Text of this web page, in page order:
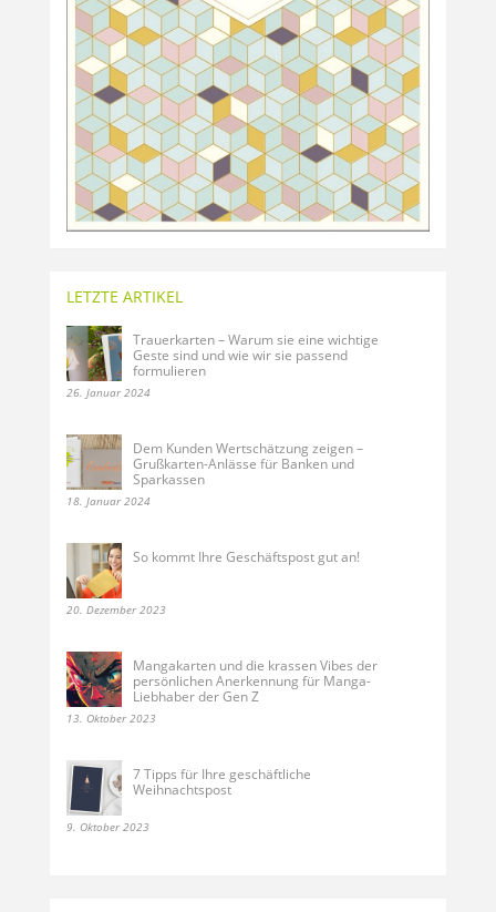
LETZTE ARTIKEL
Trauerkarten – Warum sie eine wichtige
Geste sind und wie wir sie passend
formulieren
26. Januar 2024
Dem Kunden Wertschätzung zeigen –
Grußkarten-Anlässe für Banken und
Sparkassen
18. Januar 2024
So kommt Ihre Geschäftspost gut an!
20. Dezember 2023
Mangakarten und die krassen Vibes der
persönlichen Anerkennung für Manga-
Liebhaber der Gen Z
13. Oktober 2023
7 Tipps für Ihre geschäftliche
Weihnachtspost
9. Oktober 2023